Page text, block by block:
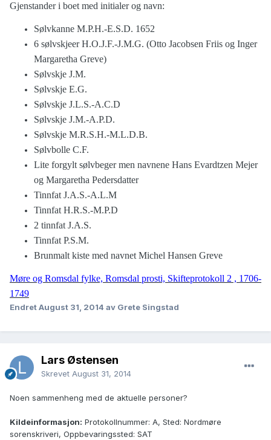
Gjenstander i boet med initialer og navn:
Sølvkanne M.P.H.-E.S.D. 1652
6 sølvskjeer H.O.J.F.-J.M.G. (Otto Jacobsen Friis og Inger
Margaretha Greve)
Sølvskje J.M.
Sølvskje E.G.
Sølvskje J.L.S.-A.C.D
Sølvskje J.M.-A.P.D.
Sølvskje M.R.S.H.-M.L.D.B.
Sølvbolle C.F.
Lite forgylt sølvbeger men navnene Hans Evardtzen Mejer
og Margaretha Pedersdatter
Tinnfat J.A.S.-A.L.M
Tinnfat H.R.S.-M.P.D
2 tinnfat J.A.S.
Tinnfat P.S.M.
Brunmalt kiste med navnet Michel Hansen Greve
Møre og Romsdal fylke, Romsdal prosti, Skifteprotokoll 2 , 1706-
1749
EndretAugust 31, 2014 av Grete Singstad
Lars Østensen
Skrevet August 31, 2014
Noen sammenheng med de aktuelle personer?
Kildeinformasjon: Protokollnummer: A, Sted: Nordmøre
sorenskriveri, Oppbevaringssted: SAT